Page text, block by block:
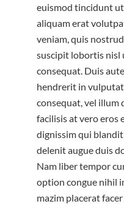
euismod tincidunt
aliquam erat
veniam, quis
suscipit lobortis nisl
consequat. Duis
hendrerit in
consequat, vel illum
facilisis at vero eros
dignissim qui
delenit augue duis
Nam liber tempor
option congue nihil
mazim placerat